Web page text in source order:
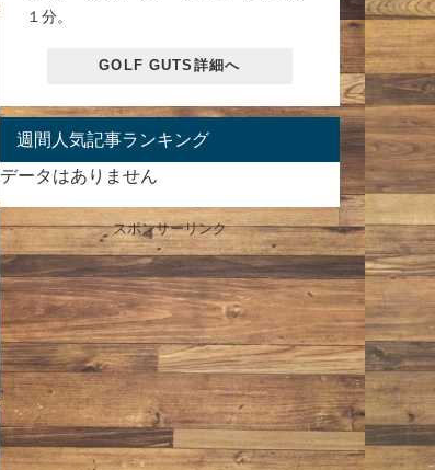
１分。
GOLF GUTS詳細へ
週間人気記事ランキング
データはありません
スポンサーリンク